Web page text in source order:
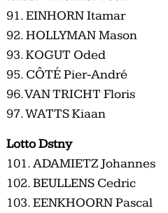
91. EINHORN Itamar
92. HOLLYMAN Mason
93. KOGUT Oded
95. CÔTÉ Pier-André
96. VAN TRICHT Floris
97. WATTS Kiaan
Lotto Dstny
101. ADAMIETZ Johannes
102. BEULLENS Cedric
103. EENKHOORN Pascal